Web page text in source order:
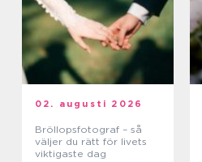
02. augusti 2026
Bröllopsfotograf – så
väljer du rätt för livets
viktigaste dag